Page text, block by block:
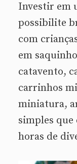
Investir em
possibilite
com
em
catavento,
carrinhos
miniatura,
simples que
horas de